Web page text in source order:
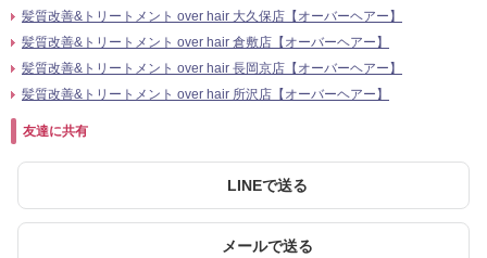
髪質改善&トリートメント over hair 大久保店【オーバーヘアー】
髪質改善&トリートメント over hair 倉敷店【オーバーヘアー】
髪質改善&トリートメント over hair 長岡京店【オーバーヘアー】
髪質改善&トリートメント over hair 所沢店【オーバーヘアー】
友達に共有
LINEで送る
メールで送る